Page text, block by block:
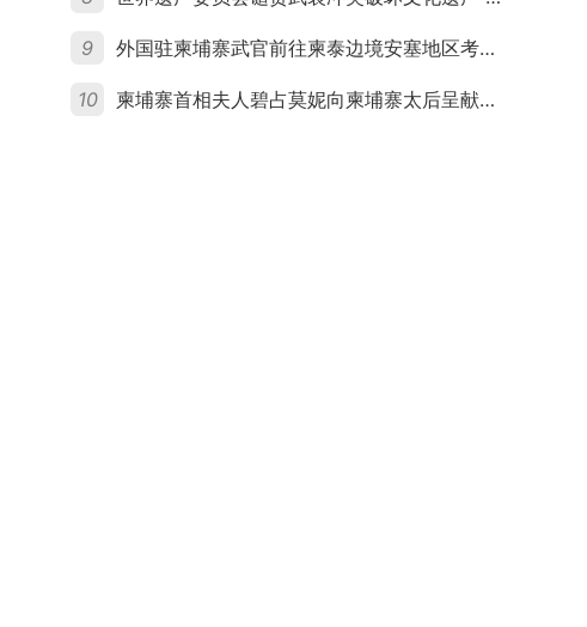
9 外国驻柬埔寨武官前往柬泰边境安塞地区考察 柬方介绍“危险握手”事件及边境情况
10 柬埔寨首相夫人碧占莫妮向柬埔寨太后呈献世界女童军“卓越领袖奖”